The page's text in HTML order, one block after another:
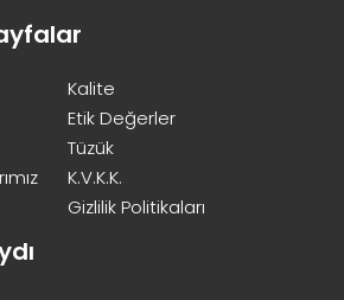
Kalite
Etik Değerler
Tüzük
K.V.K.K.
Gizlilik Politikaları